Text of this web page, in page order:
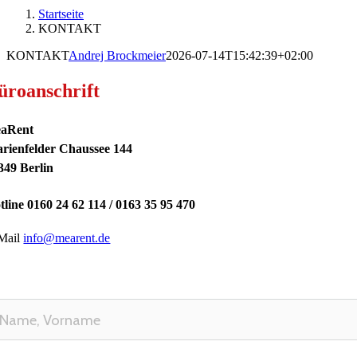
Startseite
KONTAKT
KONTAKTAndrej Brockmeier2026-07-14T15:42:39+02:00
Chaussee 144
Berlin
0160 24 62 114 / 0163 35 95 470
info@mearent.de